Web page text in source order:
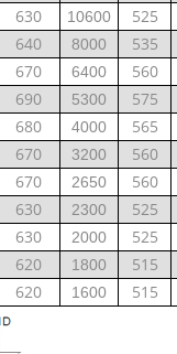
630 10600 525
640 8000 535
670 6400 560
690 5300 575
680 4000 565
670 3200 560
670 2650 560
630 2300 525
630 2000 525
620 1800 515
620 1600 515